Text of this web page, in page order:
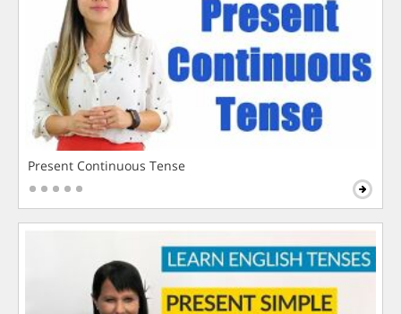
Present Continuous Tense